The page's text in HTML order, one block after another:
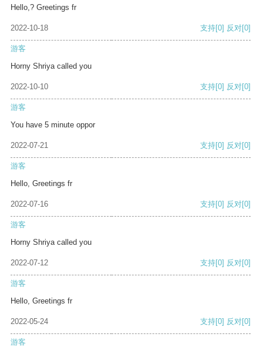
Hello,? Greetings fr
2022-10-18 支持[0] 反对[0]
游客
Horny Shriya called you
2022-10-10 支持[0] 反对[0]
游客
You have 5 minute oppor
2022-07-21 支持[0] 反对[0]
游客
Hello, Greetings fr
2022-07-16 支持[0] 反对[0]
游客
Horny Shriya called you
2022-07-12 支持[0] 反对[0]
游客
Hello, Greetings fr
2022-05-24 支持[0] 反对[0]
游客